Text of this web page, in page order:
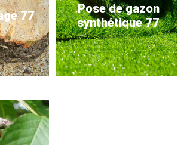
77
Pose de gazon
synthétique 77